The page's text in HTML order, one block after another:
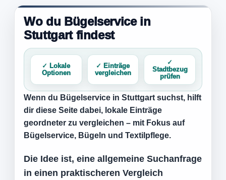
Wo du Bügelservice in
Stuttgart findest
✓ Lokale
Optionen
✓ Einträge
vergleichen
✓
Stadtbezug
prüfen
Wenn du Bügelservice in Stuttgart suchst, hilft
dir diese Seite dabei, lokale Einträge
geordneter zu vergleichen – mit Fokus auf
Bügelservice, Bügeln und Textilpflege.
Die Idee ist, eine allgemeine Suchanfrage
in einen praktischeren Vergleich